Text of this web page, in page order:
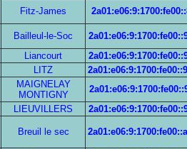
Fitz-James
Bailleul-le-Soc
Liancourt
LITZ
MAIGNELAY
MONTIGNY
LIEUVILLERS
Breuil le sec